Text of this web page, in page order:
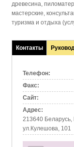
древесина,
мастерские,
туризма и отдыха
Контакты
(активная
Телефон:
Факс:
Сайт:
Адрес:
213640 Беларусь,
ул.Кулешова, 101